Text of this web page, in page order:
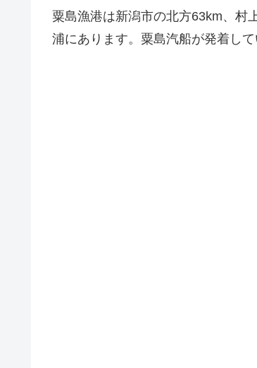
粟島漁港は新潟市の北方63km、村
浦にあります。粟島汽船が発着して